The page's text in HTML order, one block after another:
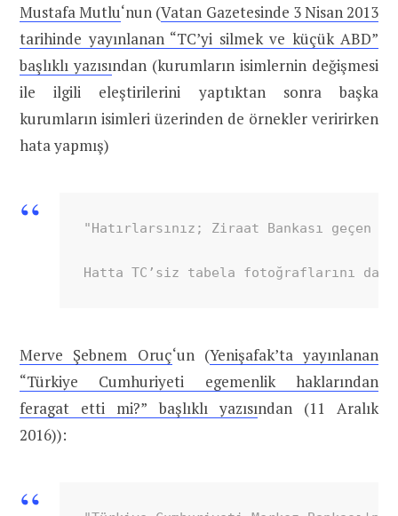
Mustafa Mutlu‘nun (Vatan Gazetesinde 3 Nisan 2013
tarihinde yayınlanan “TC’yi silmek ve küçük ABD”
başlıklı yazısından (kurumların isimlernin değişmesi
ile ilgili eleştirilerini yaptıktan sonra başka
kurumların isimleri üzerinden de örnekler veririrken
hata yapmış)
"Hatırlarsınız; Ziraat Bankası geçen
Hatta TC’siz tabela fotoğraflarını da
Merve Şebnem Oruç‘un (Yenişafak’ta yayınlanan
“Türkiye Cumhuriyeti egemenlik haklarından
feragat etti mi?” başlıklı yazısından (11 Aralık
2016)):